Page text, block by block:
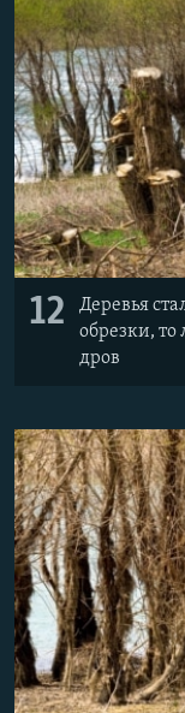
12
Деревья
обрезки,
дров